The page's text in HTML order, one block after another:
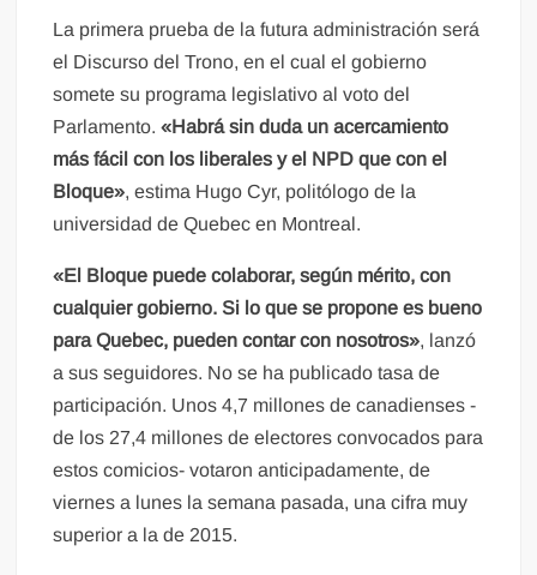
La primera prueba de la futura administración será
el Discurso del Trono, en el cual el gobierno
somete su programa legislativo al voto del
Parlamento. «Habrá sin duda un acercamiento
más fácil con los liberales y el NPD que con el
Bloque», estima Hugo Cyr, politólogo de la
universidad de Quebec en Montreal.
«El Bloque puede colaborar, según mérito, con
cualquier gobierno. Si lo que se propone es bueno
para Quebec, pueden contar con nosotros», lanzó
a sus seguidores. No se ha publicado tasa de
participación. Unos 4,7 millones de canadienses -
de los 27,4 millones de electores convocados para
estos comicios- votaron anticipadamente, de
viernes a lunes la semana pasada, una cifra muy
superior a la de 2015.